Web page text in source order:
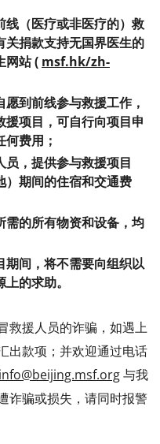
线（医疗或非医疗的）救
关捐款支持无国界医生的
网站 ( msf.hk/zh-
到前线参与救援工作，
项目，可自行向项目申
费用；
，提供参与救援项目
）期间的住宿和交通费
需的所有物资和设备，均
期间，将不需要向组织以
的求助。
救援人员的诈骗，如遇上
出款项；并欢迎通过电话
info@beijing.msf.org与我
诈骗或损失，请同时报警